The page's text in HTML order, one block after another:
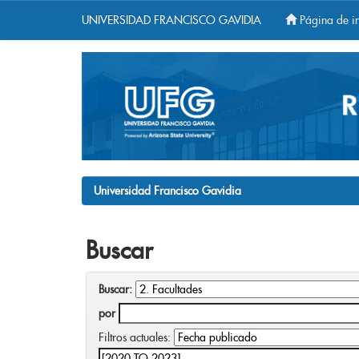
UNIVERSIDAD FRANCISCO GAVIDIA Página de
Universidad Francisco Gavidia
Buscar
Buscar:
por
Filtros actuales: